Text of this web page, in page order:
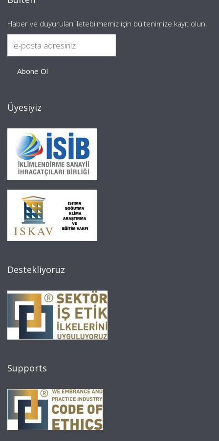
Haber ve duyuruları iletebilmemiz için bültenimize kayıt olun.
Üyesiyiz
Destekliyoruz
Supports